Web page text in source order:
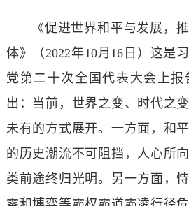
《促进世界和平与发展，
体》（2022年10月16日）这是
党第二十次全国代表大会上
出：当前，世界之变、时代之
未有的方式展开。一方面，和
的历史潮流不可阻挡，人心所
类前途终归光明。另一方面，